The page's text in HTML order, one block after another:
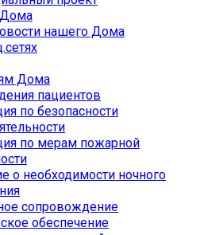
нашего Дома
Дома
пациентов
по безопасности
по мерам пожарной
о необходимости ночного
сопровождение
обеспечение